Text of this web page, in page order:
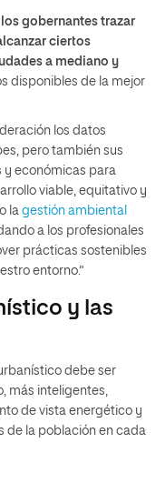
gobernantes trazar
ciertos
a mediano y
disponibles de la mejor
los datos
pero también sus
económicas para
viable, equitativo y
la gestión ambiental
a los profesionales
prácticas sostenibles
entorno.”
y las
debe ser
más inteligentes,
de vista energético y
de la población en cada